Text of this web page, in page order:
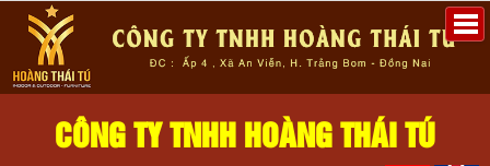
CÔNG TY TNHH HOÀNG THÁI TÚ